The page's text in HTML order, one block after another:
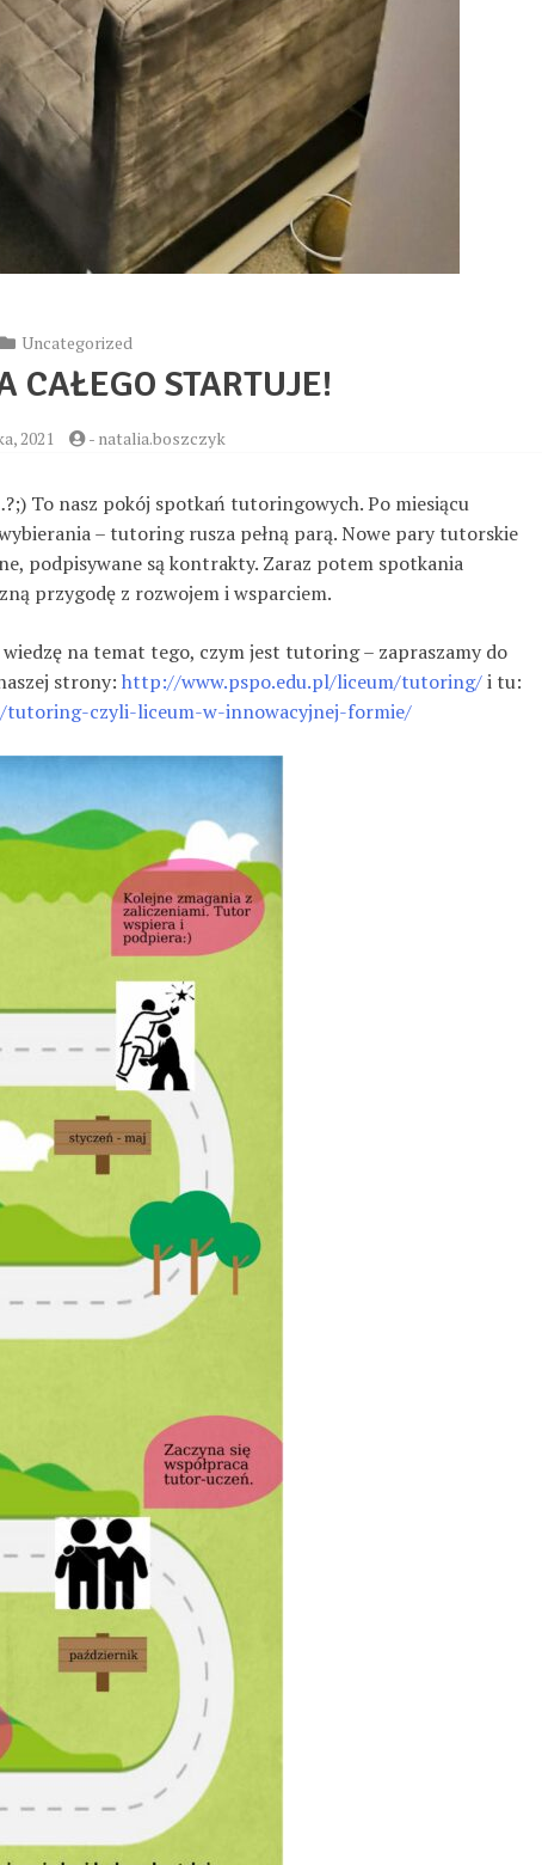
Uncategorized
CAŁEGO STARTUJE!
2021 - natalia.boszczyk
To nasz pokój spotkań tutoringowych. Po miesiącu
– tutoring rusza pełną parą. Nowe pary tutorskie
podpisywane są kontrakty. Zaraz potem spotkania
przygodę z rozwojem i wsparciem.
na temat tego, czym jest tutoring – zapraszamy do
strony: http://www.pspo.edu.pl/liceum/tutoring/i tu:
czyli-liceum-w-innowacyjnej-formie/